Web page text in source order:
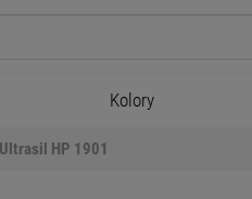
Kolory
Ultrasil HP 1901